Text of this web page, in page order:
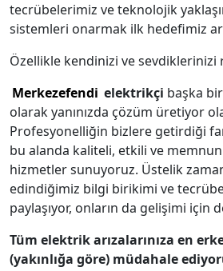
tecrübelerimiz ve teknolojik
sistemleri onarmak ilk hedefimiz
Özellikle kendinizi ve sevdiklerinizi
Merkezefendi elektrikçi başka
olarak yanınızda çözüm üretiyor
Profesyonelliğin bizlere getirdiği
bu alanda kaliteli, etkili ve
hizmetler sunuyoruz. Üstelik
edindiğimiz bilgi birikimi ve
paylaşıyor, onların da gelişimi için
Tüm elektrik arızalarınıza en
(yakınlığa göre) müdahale